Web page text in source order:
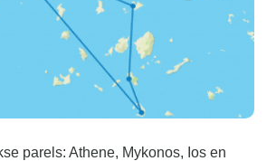
parels: Athene, Mykonos, Ios en